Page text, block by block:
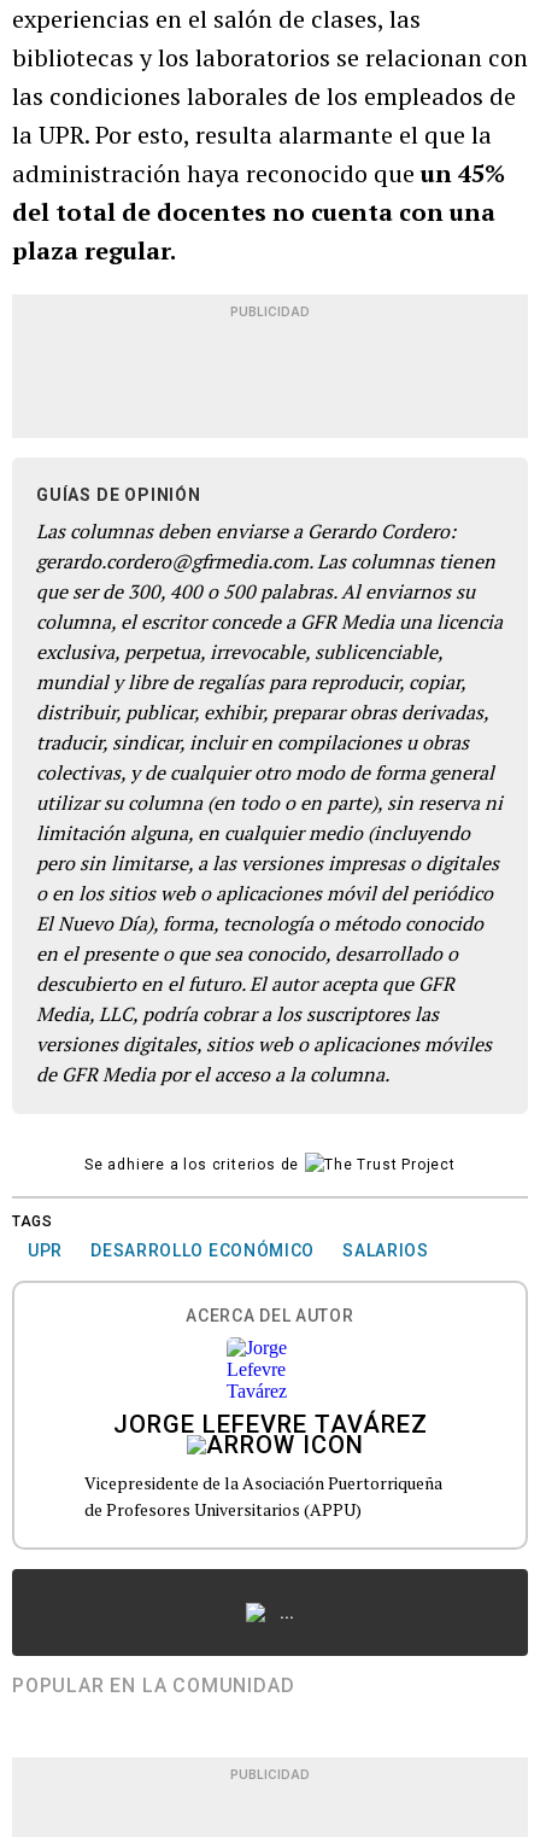
experiencias en el salón de clases, las
bibliotecas y los laboratorios se relacionan con
las condiciones laborales de los empleados de
la UPR. Por esto, resulta alarmante el que la
administración haya reconocido queun 45%
del total de docentes no cuenta con una
plaza regular.
PUBLICIDAD
GUÍAS DE OPINIÓN
Las columnas deben enviarse a Gerardo Cordero:
gerardo.cordero@gfrmedia.com. Las columnas tienen
que ser de 300, 400 o 500 palabras. Al enviarnos su
columna, el escritor concede a GFR Media una licencia
exclusiva, perpetua, irrevocable, sublicenciable,
mundial y libre de regalías para reproducir, copiar,
distribuir, publicar, exhibir, preparar obras derivadas,
traducir, sindicar, incluir en compilaciones u obras
colectivas, y de cualquier otro modo de forma general
utilizar su columna (en todo o en parte), sin reserva ni
limitación alguna, en cualquier medio (incluyendo
pero sin limitarse, a las versiones impresas o digitales
o en los sitios web o aplicaciones móvil del periódico
El Nuevo Día), forma, tecnología o método conocido
en el presente o que sea conocido, desarrollado o
descubierto en el futuro. El autor acepta que GFR
Media, LLC, podría cobrar a los suscriptores las
versiones digitales, sitios web o aplicaciones móviles
de GFR Media por el acceso a la columna.
Se adhiere a los criterios de
TAGS
UPR DESARROLLO ECONÓMICO SALARIOS
ACERCA DEL AUTOR
JORGE LEFEVRE TAVÁREZ
Vicepresidente de la Asociación Puertorriqueña
de Profesores Universitarios (APPU)
...
POPULAR EN LA COMUNIDAD
PUBLICIDAD